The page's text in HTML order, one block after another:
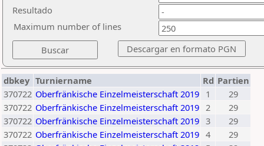
Resultado
Maximum number of lines
dbkey Turniername Rd Partien
370722 Oberfränkische Einzelmeisterschaft 2019 1
29
370722 Oberfränkische Einzelmeisterschaft 2019 2
29
370722 Oberfränkische Einzelmeisterschaft 2019 3
29
370722 Oberfränkische Einzelmeisterschaft 2019 4
29